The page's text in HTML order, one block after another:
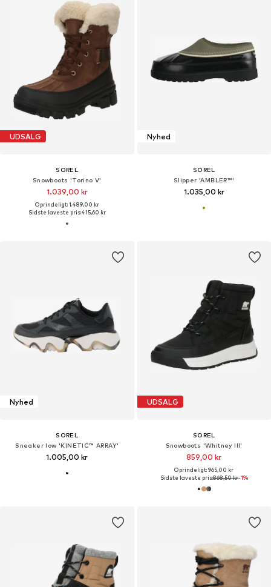
UDSALG
SOREL
Snowboots 'Torino V'
1.039,00 kr
Oprindeligt: 1.489,00 kr
Sidste laveste pris:415,60 kr
Nyhed
SOREL
Slipper 'AMBLER™'
1.035,00 kr
Nyhed
SOREL
Sneaker low 'KINETIC™ ARRAY'
1.005,00 kr
UDSALG
SOREL
Snowboots 'Whitney III'
859,00 kr
Oprindeligt: 965,00 kr
Sidste laveste pris:868,50 kr-1%